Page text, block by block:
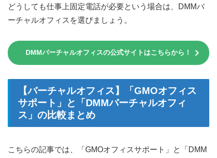
どうしても仕事上固定電話が必要という場合は、DMMバ
ーチャルオフィスを選びましょう。
DMMバーチャルオフィスの公式サイトはこちらから！
【バーチャルオフィス】「GMOオフィス
サポート」と「DMMバーチャルオフィ
ス」の比較まとめ
こちらの記事では、「GMOオフィスサポート」と「DMM